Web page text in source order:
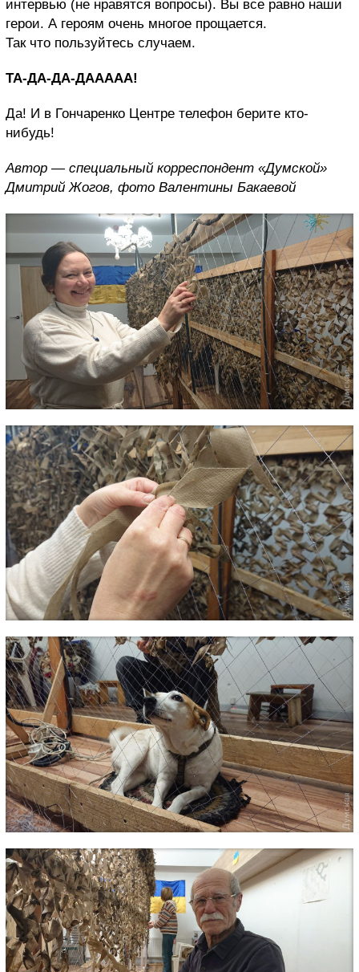
интервью (не нравятся вопросы). Вы все равно наши
герои. А героям очень многое прощается.
Так что пользуйтесь случаем.
ТА-ДА-ДА-ДААААА!
Да! И в Гончаренко Центре телефон берите кто-
нибудь!
Автор — специальный корреспондент «Думской»
Дмитрий Жогов, фото Валентины Бакаевой